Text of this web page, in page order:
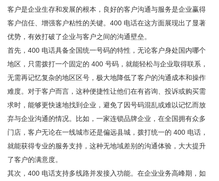
客户是企业生存和发展的根本，良好的客户沟通与服务是企业赢得
客户信任、增强客户粘性的关键。400 电话在这方面展现出了显著
优势，有效打破了企业与客户之间的沟通壁垒。
首先，400 电话具备全国统一号码的特性，无论客户身处国内哪个
地区，只需拨打一个固定的 400 号码，就能轻松与企业取得联系，
无需再记忆复杂的地区区号，极大地降低了客户的沟通成本和操作
难度。对于客户而言，这种便捷性让他们在有咨询、投诉或购买需
求时，能够更快速地找到企业，避免了因号码混乱或难以记忆而放
弃与企业沟通的情况。比如，一家连锁品牌企业，在全国拥有众多
门店，客户无论在一线城市还是偏远县城，拨打统一的 400 电话，
就能获得专业的服务支持，这种无地域差别的沟通体验，大大提升
了客户的满意度。
其次，400 电话支持多线路并发接入功能。在企业业务高峰期，如